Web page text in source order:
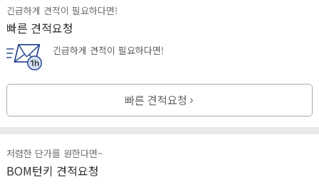
긴급하게 견적이 필요하다면!
빠른 견적요청
긴급하게 견적이 필요하다면!
빠른 견적요청
저렴한 단가를 원한다면~
BOM턴키 견적요청